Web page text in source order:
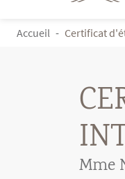
Aller au contenu principal
FIL D'ARIANE
Accueil Certificat
Mme